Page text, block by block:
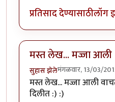
प्रतिसाद देण्यासाठीलॉग
मस्त लेख... मज्जा आली
सुहास झेलेमंगळवार, 13/03/
मस्त लेख... मज्जा आली
दिलीत :) :)